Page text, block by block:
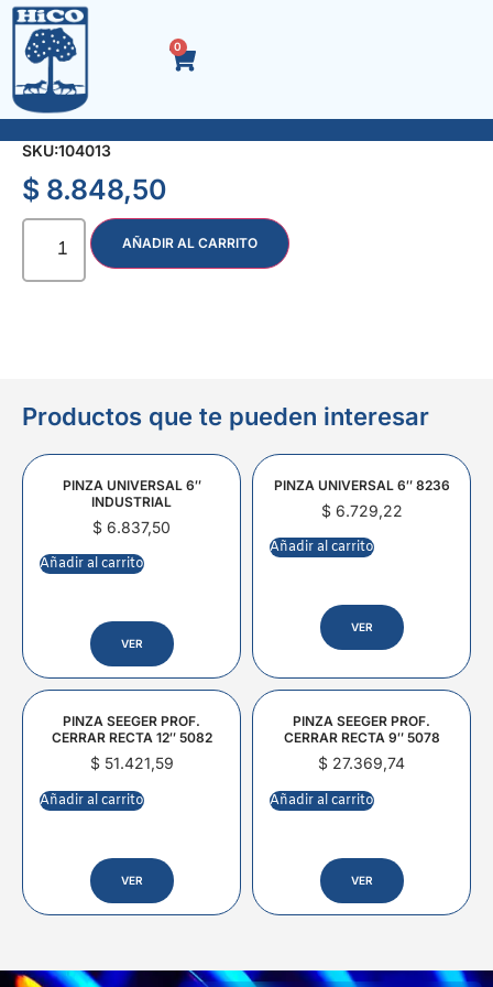
0
SET PARRILLA x 2 PALA y ATIZADOR
SKU:104013
$ 8.848,50
AÑADIR AL CARRITO
Productos que te pueden interesar
PINZA UNIVERSAL 6″
INDUSTRIAL
$ 6.837,50
Añadir al carrito
VER
PINZA UNIVERSAL 6″ 8236
$6.729,22
Añadir al carrito
VER
PINZA SEEGER PROF.
CERRAR RECTA 12″ 5082
$51.421,59
Añadir al carrito
VER
PINZA SEEGER PROF.
CERRAR RECTA 9″ 5078
$ 27.369,74
Añadir al carrito
VER